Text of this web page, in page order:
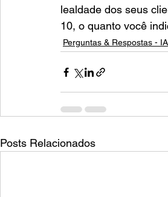
lealdade dos seus
10, o quanto você
Perguntas & Respostas - IA
Posts Relacionados